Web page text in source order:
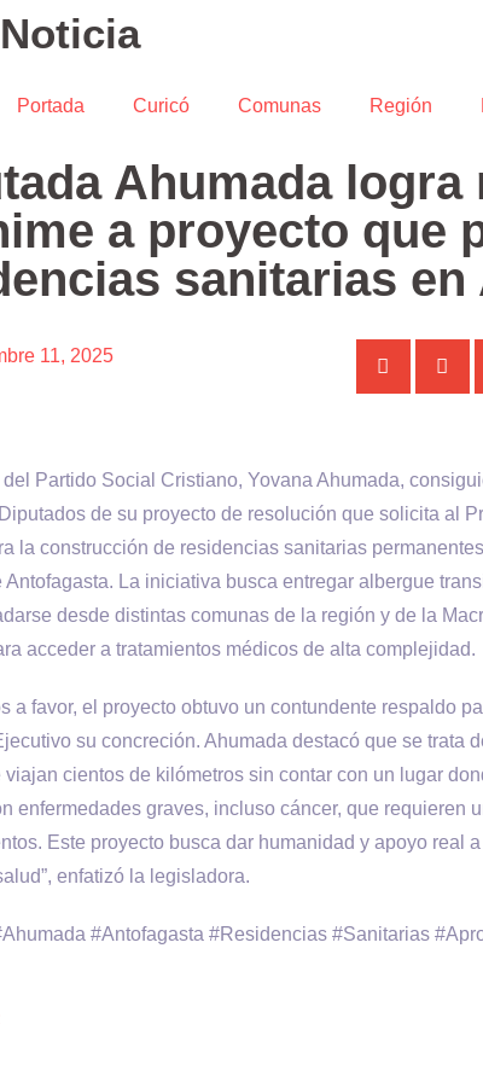
Portada Curicó Comunas Región
Ahumada logra
a proyecto que
sanitarias en
11, 2025
del Partido Social Cristiano, Yovana Ahumada,
de su proyecto de resolución que solicita al
la construcción de residencias sanitarias
Antofagasta. La iniciativa busca entregar albergue
desde distintas comunas de la región y de la
acceder a tratamientos médicos de alta complejidad.
a favor, el proyecto obtuvo un contundente respaldo
su concreción. Ahumada destacó que se trata
cientos de kilómetros sin contar con un lugar
enfermedades graves, incluso cáncer, que requieren
Este proyecto busca dar humanidad y apoyo real
enfatizó la legisladora.
#Antofagasta #Residencias #Sanitarias